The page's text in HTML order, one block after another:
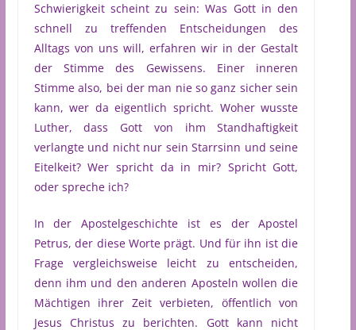
Schwierigkeit scheint zu sein: Was Gott in den
schnell zu treffenden Entscheidungen des
Alltags von uns will, erfahren wir in der Gestalt
der Stimme des Gewissens. Einer inneren
Stimme also, bei der man nie so ganz sicher sein
kann, wer da eigentlich spricht. Woher wusste
Luther, dass Gott von ihm Standhaftigkeit
verlangte und nicht nur sein Starrsinn und seine
Eitelkeit? Wer spricht da in mir? Spricht Gott,
oder spreche ich?
In der Apostelgeschichte ist es der Apostel
Petrus, der diese Worte prägt. Und für ihn ist die
Frage vergleichsweise leicht zu entscheiden,
denn ihm und den anderen Aposteln wollen die
Mächtigen ihrer Zeit verbieten, öffentlich von
Jesus Christus zu berichten. Gott kann nicht